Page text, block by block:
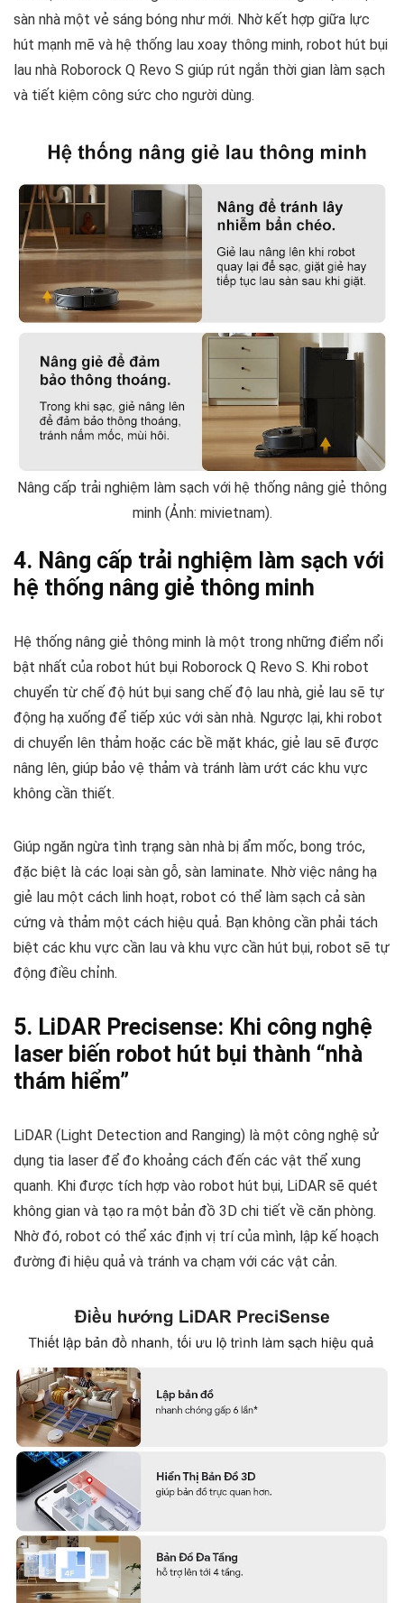
sàn nhà một vẻ sáng bóng như mới. Nhờ kết hợp giữa lực
hút mạnh mẽ và hệ thống lau xoay thông minh, robot hút bụi
lau nhà Roborock Q Revo S giúp rút ngắn thời gian làm sạch
và tiết kiệm công sức cho người dùng.
Nâng cấp trải nghiệm làm sạch với hệ thống nâng giẻ thông
minh (Ảnh: mivietnam).
4. Nâng cấp trải nghiệm làm sạch với
hệ thống nâng giẻ thông minh
Hệ thống nâng giẻ thông minh là một trong những điểm nổi
bật nhất của robot hút bụi Roborock Q Revo S. Khi robot
chuyển từ chế độ hút bụi sang chế độ lau nhà, giẻ lau sẽ tự
động hạ xuống để tiếp xúc với sàn nhà. Ngược lại, khi robot
di chuyển lên thảm hoặc các bề mặt khác, giẻ lau sẽ được
nâng lên, giúp bảo vệ thảm và tránh làm ướt các khu vực
không cần thiết.
Giúp ngăn ngừa tình trạng sàn nhà bị ẩm mốc, bong tróc,
đặc biệt là các loại sàn gỗ, sàn laminate. Nhờ việc nâng hạ
giẻ lau một cách linh hoạt, robot có thể làm sạch cả sàn
cứng và thảm một cách hiệu quả. Bạn không cần phải tách
biệt các khu vực cần lau và khu vực cần hút bụi, robot sẽ tự
động điều chỉnh.
5. LiDAR Precisense: Khi công nghệ
laser biến robot hút bụi thành “nhà
thám hiểm”
LiDAR (Light Detection and Ranging) là một công nghệ sử
dụng tia laser để đo khoảng cách đến các vật thể xung
quanh. Khi được tích hợp vào robot hút bụi, LiDAR sẽ quét
không gian và tạo ra một bản đồ 3D chi tiết về căn phòng.
Nhờ đó, robot có thể xác định vị trí của mình, lập kế hoạch
đường đi hiệu quả và tránh va chạm với các vật cản.